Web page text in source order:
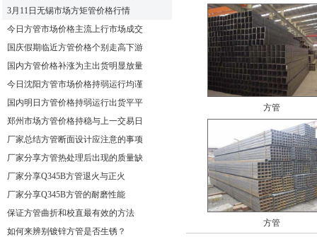
3月11日无锡市场方矩管价格行情
今日方管市场价格主流上行市场成交
国庆假期临近方管价格个别走高下游
国内方管价格补涨为主出货明显放量
今日沈阳方管市场价格持弱运行均谨
国内明日方管价格持弱运行出货平平
郑州市场方管价格持稳与上一交易日
厂家总结方管断面设计应注意的事项
厂家分享方管热处理后出现的质量缺
厂家分享Q345B方管退火与正火
厂家分享Q345B方管的耐磨性能
保证方管曲折和校直最有效的方法
如何来辨别镀锌方管是否生锈？
方管
方管